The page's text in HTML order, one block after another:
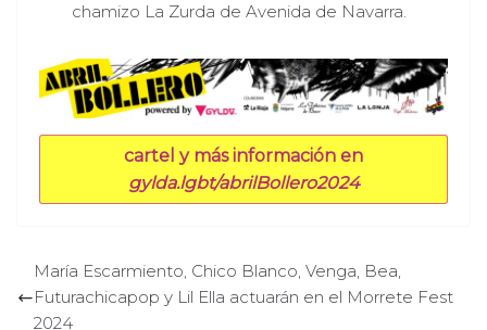
chamizo La Zurda de Avenida de Navarra.
cartel y más información en
gylda.lgbt/abrilBollero2024
María Escarmiento, Chico Blanco, Venga, Bea,
Futurachicapop y Lil Ella actuarán en el Morrete Fest
2024